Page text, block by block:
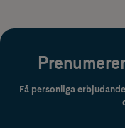
Få personliga